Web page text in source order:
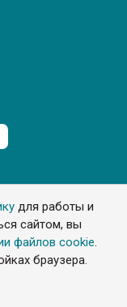
для работы и
сайтом, вы
файлов cookie.
браузера.
с обязательной